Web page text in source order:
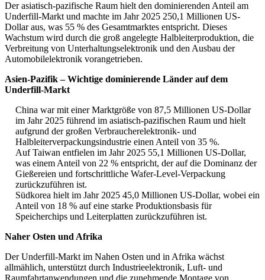
Der asiatisch-pazifische Raum hielt den dominierenden Anteil am
Underfill-Markt und machte im Jahr 2025 250,1 Millionen US-
Dollar aus, was 55 % des Gesamtmarktes entspricht. Dieses
Wachstum wird durch die groß angelegte Halbleiterproduktion, die
Verbreitung von Unterhaltungselektronik und den Ausbau der
Automobilelektronik vorangetrieben.
Asien-Pazifik – Wichtige dominierende Länder auf dem
Underfill-Markt
China war mit einer Marktgröße von 87,5 Millionen US-Dollar
im Jahr 2025 führend im asiatisch-pazifischen Raum und hielt
aufgrund der großen Verbraucherelektronik- und
Halbleiterverpackungsindustrie einen Anteil von 35 %.
Auf Taiwan entfielen im Jahr 2025 55,1 Millionen US-Dollar,
was einem Anteil von 22 % entspricht, der auf die Dominanz der
Gießereien und fortschrittliche Wafer-Level-Verpackung
zurückzuführen ist.
Südkorea hielt im Jahr 2025 45,0 Millionen US-Dollar, wobei ein
Anteil von 18 % auf eine starke Produktionsbasis für
Speicherchips und Leiterplatten zurückzuführen ist.
Naher Osten und Afrika
Der Underfill-Markt im Nahen Osten und in Afrika wächst
allmählich, unterstützt durch Industrieelektronik, Luft- und